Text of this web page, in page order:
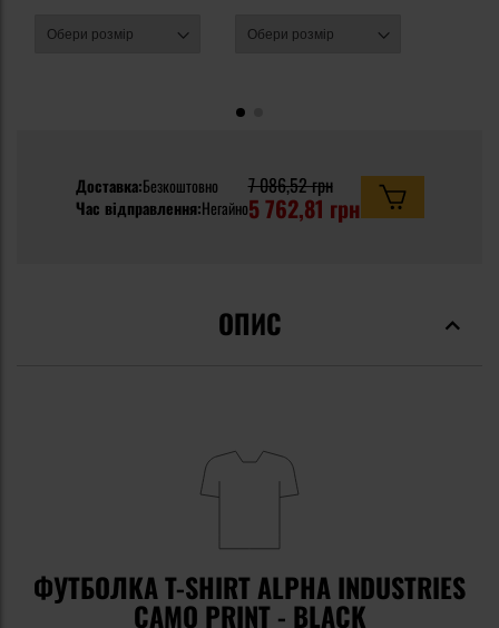
Доставка:Безкоштовно
Час відправлення:Негайно
7 086,52 грн
5 762,81 грн
ОПИС
ФУТБОЛКА T-SHIRT ALPHA INDUSTRIES
CAMO PRINT - BLACK